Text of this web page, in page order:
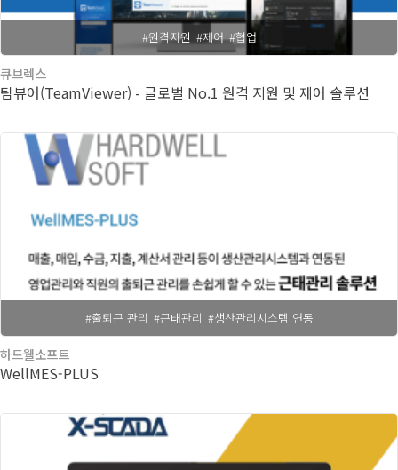
#원격지원 #제어 #협업
큐브렉스
팀뷰어(TeamViewer) - 글로벌 No.1 원격 지원 및 제어 솔루션
#출퇴근 관리 #근태관리 #생산관리시스템 연동
하드웰소프트
WellMES-PLUS